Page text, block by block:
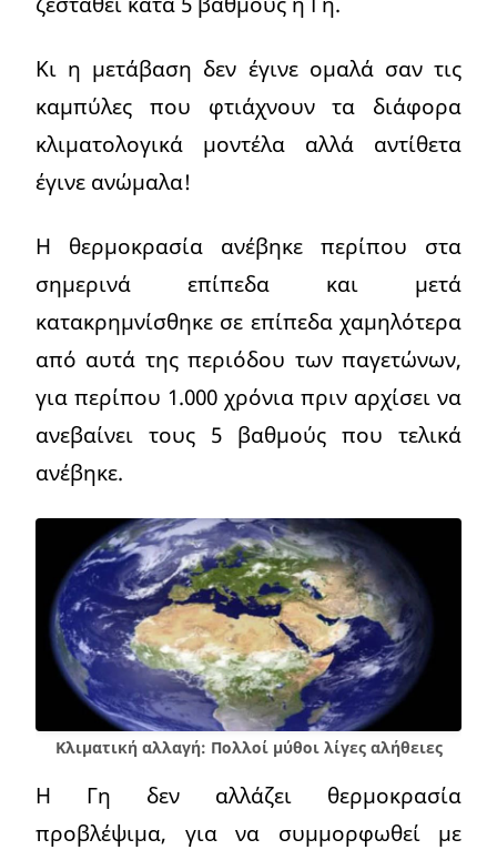
Κι η μετάβαση δεν έγινε ομαλά σαν τις
καμπύλες που φτιάχνουν τα διάφορα
κλιματολογικά μοντέλα αλλά αντίθετα
έγινε ανώμαλα!
Η θερμοκρασία ανέβηκε περίπου στα
σημερινά επίπεδα και μετά
κατακρημνίσθηκε σε επίπεδα χαμηλότερα
από αυτά της περιόδου των παγετώνων,
για περίπου 1.000 χρόνια πριν αρχίσει να
ανεβαίνει τους 5 βαθμούς που τελικά
ανέβηκε.
Κλιματική αλλαγή: Πολλοί μύθοι λίγες αλήθειες
Η Γη δεν αλλάζει θερμοκρασία
προβλέψιμα, για να συμμορφωθεί με